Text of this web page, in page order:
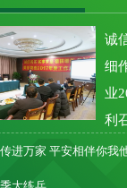
诚
细
业
利
进万家 平安相伴你我